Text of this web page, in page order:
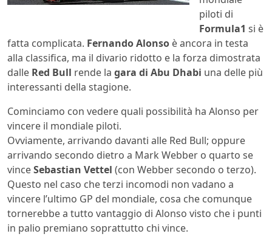
piloti di
Formula1 si è
fatta complicata. Fernando Alonso è ancora in testa
alla classifica, ma il divario ridotto e la forza dimostrata
dalle Red Bull rende la gara di Abu Dhabi una delle più
interessanti della stagione.
Cominciamo con vedere quali possibilità ha Alonso per
vincere il mondiale piloti.
Ovviamente, arrivando davanti alle Red Bull; oppure
arrivando secondo dietro a Mark Webber o quarto se
vinceSebastian Vettel (con Webber secondo o terzo).
Questo nel caso che terzi incomodi non vadano a
vincere l’ultimo GP del mondiale, cosa che comunque
tornerebbe a tutto vantaggio di Alonso visto che i punti
in palio premiano soprattutto chi vince.